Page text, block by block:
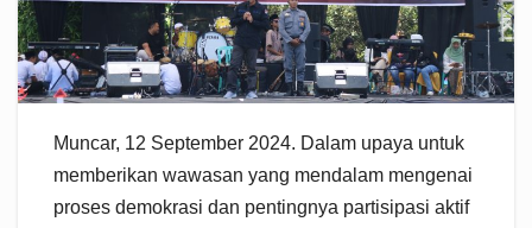
Muncar, 12 September 2024. Dalam upaya untuk
memberikan wawasan yang mendalam mengenai
proses demokrasi dan pentingnya partisipasi aktif